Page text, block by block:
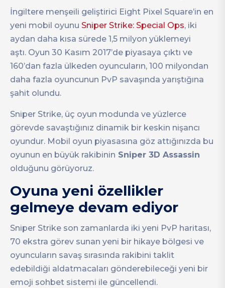
İngiltere menşeili geliştirici Eight Pixel Square’in en
yeni mobil oyunu Sniper Strike: Special Ops, iki
aydan daha kısa sürede 1,5 milyon yüklemeyi
aştı. Oyun 30 Kasım 2017’de piyasaya çıktı ve
160’dan fazla ülkeden oyuncuların, 100 milyondan
daha fazla oyuncunun PvP savaşında yarıştığına
şahit olundu.
Sniper Strike, üç oyun modunda ve yüzlerce
görevde savaştığınız dinamik bir keskin nişancı
oyundur. Mobil oyun piyasasına göz attığınızda bu
oyunun en büyük rakibinin Sniper 3D Assassin
olduğunu görüyoruz.
Oyuna yeni özellikler
gelmeye devam ediyor
Sniper Strike son zamanlarda iki yeni PvP haritası,
70 ekstra görev sunan yeni bir hikaye bölgesi ve
oyuncuların savaş sırasında rakibini taklit
edebildiği aldatmacaları gönderebileceği yeni bir
emoji sohbet sistemi ile güncellendi.